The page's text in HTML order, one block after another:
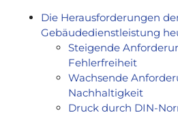
Die Herausforderungen
Gebäudedienstleistung
Steigende
Fehlerfreiheit
Wachsende
Nachhaltigkeit
Druck durch DIN-